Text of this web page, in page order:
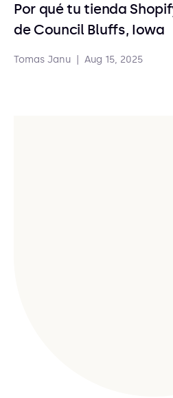
Por qué tu tienda
de Council Bluffs, Iowa
Tomas Janu Aug 15, 2025